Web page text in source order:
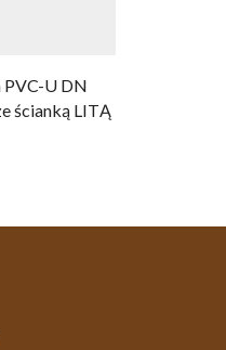
PVC-U DN
ścianką LITĄ